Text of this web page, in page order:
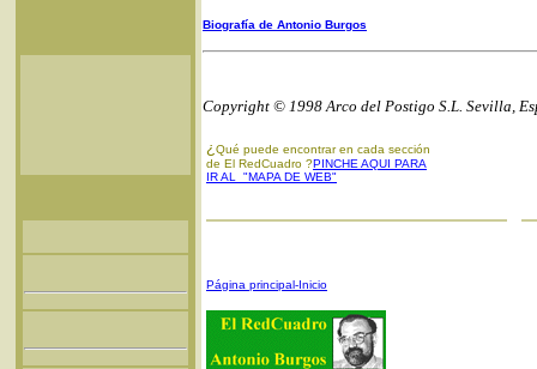
Biografía de Antonio Burgos
Copyright © 1998 Arco del Postigo S.L. Sevilla,
¿ Qué puede encontrar en cada sección
de El RedCuadro ?PINCHE AQUI PARA
IR AL "MAPA DE WEB"
Página principal-Inicio